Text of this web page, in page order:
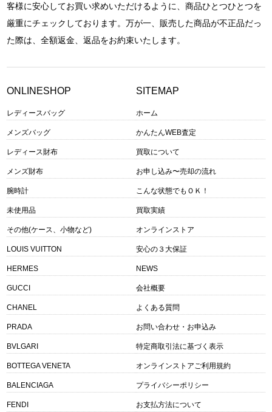
客様に安心してお買い求めいただけるように、商品ひとつひとつを
厳重にチェックしております。万が一、販売した商品が不正品だっ
た際は、全額返金、返品をお約束いたします。
ONLINESHOP
レディースバッグ
メンズバッグ
レディース財布
メンズ財布
腕時計
未使用品
その他(ケース、小物など)
LOUIS VUITTON
HERMES
GUCCI
CHANEL
PRADA
BVLGARI
BOTTEGA VENETA
BALENCIAGA
FENDI
SITEMAP
ホーム
かんたんWEB査定
買取について
お申し込み〜売却の流れ
こんな状態でもＯＫ！
買取実績
オンラインストア
安心の３大保証
NEWS
会社概要
よくある質問
お問い合わせ・お申込み
特定商取引法に基づく表示
オンラインストアご利用規約
プライバシーポリシー
お支払方法について